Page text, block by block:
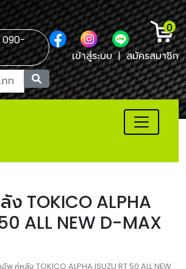
090-
0
เข้าสู่ระบบ | สมัครสมาชิก
TOKICO ALPHA
ALL NEW D-MAX
อัพ คู่หลัง TOKICO ALPHA ISUZU RT 50 ALL NEW